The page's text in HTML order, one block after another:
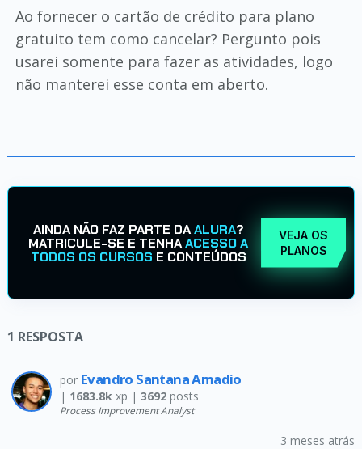
Ao fornecer o cartão de crédito para plano
gratuito tem como cancelar? Pergunto pois
usarei somente para fazer as atividades, logo
não manterei esse conta em aberto.
AINDA NÃO FAZ PARTE DAALURA?
MATRICULE-SE E TENHAACESSO A
TODOS OS CURSOS E CONTEÚDOS
VEJA OS
PLANOS
1 RESPOSTA
por Evandro Santana Amadio
| 1683.8kxp | 3692posts
Process Improvement Analyst
3 meses atrás